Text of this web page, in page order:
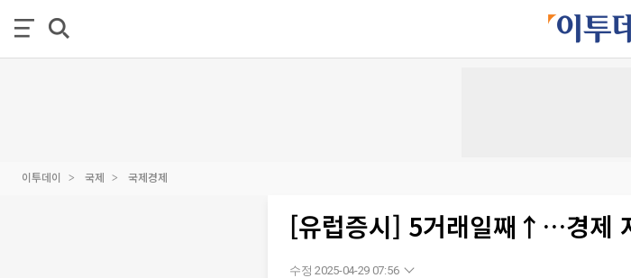
이투데이 국제 국제경제
[유럽증시] 5거래일째↑…경제
수정 2025-04-29 07:56